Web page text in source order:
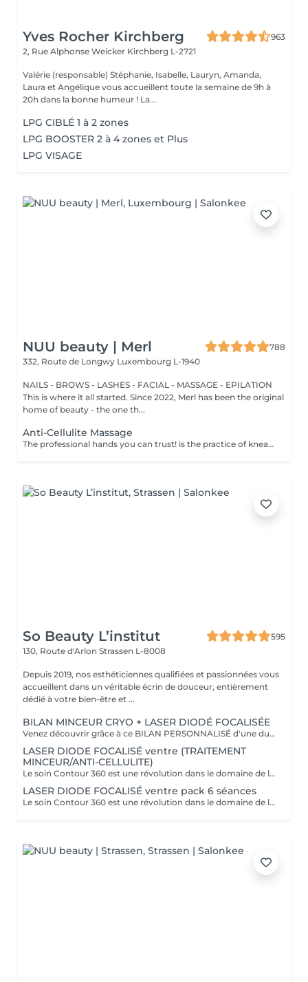
Yves Rocher Kirchberg
963
2, Rue Alphonse Weicker Kirchberg L-2721
Valérie (responsable) Stéphanie, Isabelle, Lauryn, Amanda,
Laura et Angélique vous accueillent toute la semaine de 9h à
20h dans la bonne humeur ! La...
LPG CIBLÉ 1 à 2 zones
LPG BOOSTER 2 à 4 zones et Plus
LPG VISAGE
NUU beauty | Merl
788
332, Route de Longwy Luxembourg L-1940
NAILS - BROWS - LASHES - FACIAL - MASSAGE - EPILATION
This is where it all started. Since 2022, Merl has been the original
home of beauty - the one th...
Anti-Cellulite Massage
The professional hands you can trust! is the practice of kneading or manipulating a person's muscles and other soft-tissue in order to reduce stress, reduce muscle pain, increase relaxation and improve the work of the immune system. Benefits of getting an anti-cellulite massage: - improves blood circulation - congestion in the skin goes away - metabolic processes in cells and tissues are activated - muscles and tissues are saturated with oxygen and minerals - skin becomes smooth and elastic How is massage anti-cellulite done? - back is massaged - arms are massaged - legs are massaged - belly is massaged Age restrictions: recommended to do from 16 years. Post procedure recommendations: do not do sport and any sharp movements for 2-3 hours after the procedure. Frequency: 2-3 times per week, 10 times in total. Repeat once in 3-6 months.
So Beauty L’institut
595
130, Route d'Arlon Strassen L-8008
Depuis 2019, nos esthéticiennes qualifiées et passionnées vous
accueillent dans un véritable écrin de douceur, entièrement
dédié à votre bien-être et ...
BILAN MINCEUR CRYO + LASER DIODÉ FOCALISÉE
Venez découvrir grâce à ce BILAN PERSONNALISÉ d'une durée de 1h la formule la plus adapté pour vous afin d'atteindre vos objectifs ! Le soin Contour 360 est une révolution dans le domaine de l'esthétique corporelle. Si vous cherchez à affiner votre silhouette sans recourir à des interventions chirurgicales invasives, ce traitement est idéal ! Pourquoi opter pour le soin Contour 360 ? La technologie Contour 360 est adaptée à tous les types de peau et à diverses zones du corps. Que ce soit pour le ventre, les poignées d'amour, les cuisses ou les bras. Ce dispositif de body contouring combine trois traitements en un : la cryolipolyse augmentée, le laser diode focalisé et le palper-rouler mécanique. La cryolipolyse détruit les cellules adipeuses grâce à un froid intense, tandis que le laser diode stimule la production de collagène et l'élimination des triglycérides. Le palper-rouler mécanique améliore la circulation sanguine et lymphatique, combattant ainsi la rétention d'eau et la cellulite. Cette synergie permet des résultats visibles dès la première séance.
LASER DIODE FOCALISÉ ventre (TRAITEMENT
MINCEUR/ANTI-CELLULITE)
Le soin Contour 360 est une révolution dans le domaine de l'esthétique corporelle. Si vous cherchez à affiner votre silhouette sans recourir à des interventions chirurgicales invasives, ce traitement est idéal! Contour 360 ne se contente pas de réduire les graisses, elle améliore également la fermeté et la texture de la peau. Grâce à l'association du laser diode focalisé et du palper-rouler mécanique, la technologie stimule la production naturelle de collagène et d'élastine, deux composants essentiels pour une peau ferme et élastique. Le laser chauffe doucement les tissus, favorisant ainsi l'élimination des graisses et la tonicité de la peau. Le palper-rouler, quant à lui, reproduit un massage efficace, réduisant la cellulite et améliorant l'aspect général de la peau pour une silhouette redessinée et harmonieuse.
LASER DIODE FOCALISÉ ventre pack 6 séances
Le soin Contour 360 est une révolution dans le domaine de l'esthétique corporelle. Si vous cherchez à affiner votre silhouette sans recourir à des interventions chirurgicales invasives, ce traitement est idéal! Contour 360 ne se contente pas de réduire les graisses, elle améliore également la fermeté et la texture de la peau. Grâce à l'association du laser diode focalisé et du palper-rouler mécanique, la technologie stimule la production naturelle de collagène et d'élastine, deux composants essentiels pour une peau ferme et élastique. Le laser chauffe doucement les tissus, favorisant ainsi l'élimination des graisses et la tonicité de la peau. Le palper-rouler, quant à lui, reproduit un massage efficace, réduisant la cellulite et améliorant l'aspect général de la peau pour une silhouette redessinée et harmonieuse.